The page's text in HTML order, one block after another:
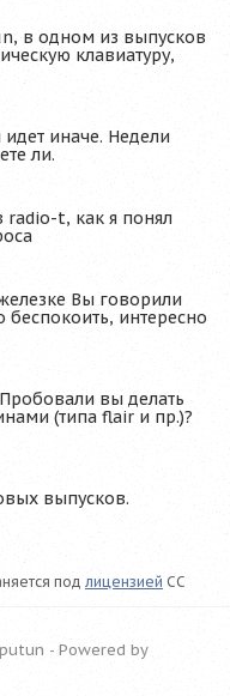
в одном из выпусков
клавиатуру,
иначе. Недели
ли.
radio-t, как я понял
Вы говорили
интересно
вы делать
(типа flair и пр.)?
выпусков.
под лицензией CC
- Powered by